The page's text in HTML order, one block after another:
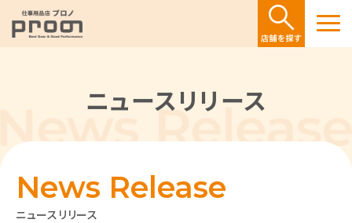
ニュースリリース
ニュースリリース
News Release